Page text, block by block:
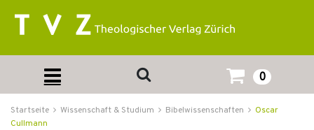
0
Startseite Wissenschaft & Studium Bibelwissenschaften
Oscar
Cullmann